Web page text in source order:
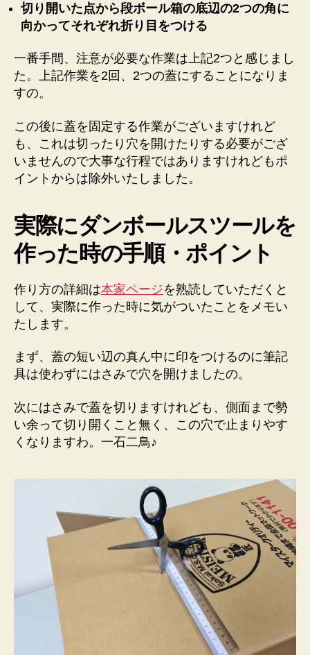
切り開いた点から段ボール箱の底辺の2つの角に
向かってそれぞれ折り目をつける
一番手間、注意が必要な作業は上記2つと感じまし
た。上記作業を2回、2つの蓋にすることになりま
すの。
この後に蓋を固定する作業がございますけれど
も、これは切ったり穴を開けたりする必要がござ
いませんので大事な行程ではありますけれどもポ
イントからは除外いたしました。
実際にダンボールスツールを
作った時の手順・ポイント
作り方の詳細は本家ページを熟読していただくと
して、実際に作った時に気がついたことをメモい
たします。
まず、蓋の短い辺の真ん中に印をつけるのに筆記
具は使わずにはさみで穴を開けましたの。
次にはさみで蓋を切りますけれども、側面まで勢
い余って切り開くこと無く、この穴で止まりやす
くなりますわ。一石二鳥♪